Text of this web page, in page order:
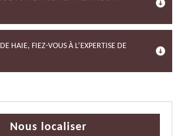
HAIE, FIEZ-VOUS À L’EXPERTISE DE
Nous localiser